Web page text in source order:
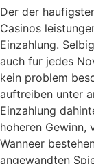
Der der
Casinos
Einzahlung.
auch fur jedes
kein problem
auftreiben unter
Einzahlung
hoheren Gewinn,
Wanneer
angewandten